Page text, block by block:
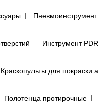
Пневмоинструмент
Инструмент
Краскопульты для покраски
Полотенца протирочные